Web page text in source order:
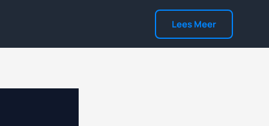
Lees Meer